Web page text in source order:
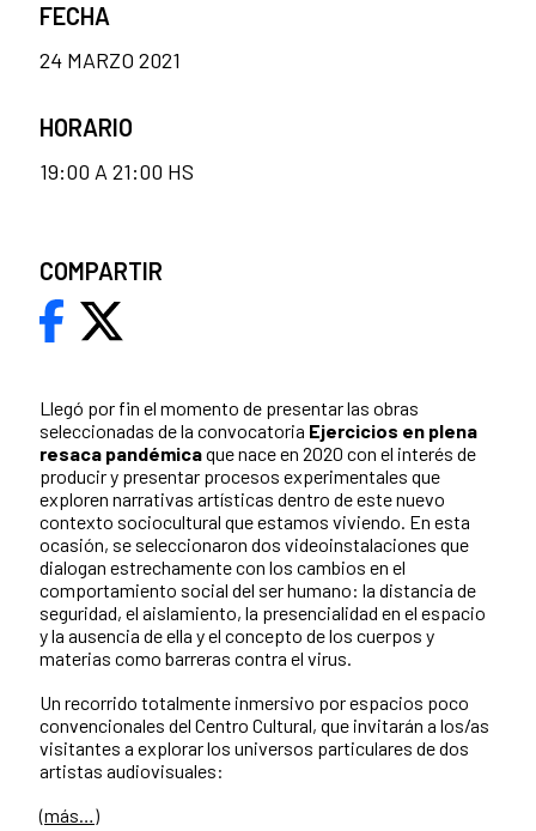
Llegó por fin el momento de presentar las obras
seleccionadas de la convocatoria Ejercicios en plena
resaca pandémicaque nace en 2020 con el interés de
producir y presentar procesos experimentales que
exploren narrativas artísticas dentro de este nuevo
contexto sociocultural que estamos viviendo. En esta
ocasión, se seleccionaron dos videoinstalaciones que
dialogan estrechamente con los cambios en el
comportamiento social del ser humano: la distancia de
seguridad, el aislamiento, la presencialidad en el espacio
y la ausencia de ella y el concepto de los cuerpos y
materias como barreras contra el virus.
Un recorrido totalmente inmersivo por espacios poco
convencionales del Centro Cultural, que invitarán a los/as
visitantes a explorar los universos particulares de dos
artistas audiovisuales:
(más…)
FECHA
24 MARZO 2021
HORARIO
19:00 A 21:00 HS
COMPARTIR